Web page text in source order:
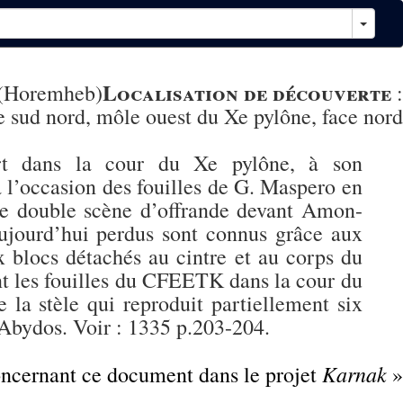
Localisation de découverte :
nord, môle ouest du Xe pylône, face nord
dans la cour du Xe pylône, à son
des fouilles de G. Maspero en
scène d’offrande devant Amon-
perdus sont connus grâce aux
détachés au cintre et au corps du
les fouilles du CFEETK dans la cour du
la stèle qui reproduit partiellement six
Voir : 1335 p.203-204.
ce document dans le projet Karnak »